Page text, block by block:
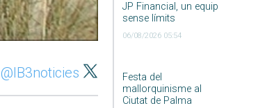
JP Financial, un equip
sense límits
06/08/2026 05:54
Festa del
mallorquinisme al
Ciutat de Palma
@IB3noticies